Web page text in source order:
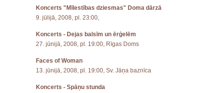
Koncerts "Mīlestības dziesmas" Doma dārzā
9. jūlijā, 2008, pl. 23:00,
Koncerts - Dejas balsīm un ērģelēm
27. jūnijā, 2008, pl. 19:00, Rīgas Doms
Faces of Woman
13. jūnijā, 2008, pl. 19:00, Sv. Jāņa baznīca
Koncerts - Spāņu stunda